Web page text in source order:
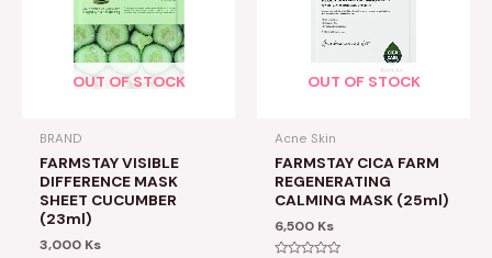
OUT OF STOCK
BRAND
FARMSTAY VISIBLE
DIFFERENCE MASK
SHEET CUCUMBER
(23ml)
3,000 Ks
OUT OF STOCK
Acne Skin
FARMSTAY CICA FARM
REGENERATING
CALMING MASK (25ml)
6,500 Ks